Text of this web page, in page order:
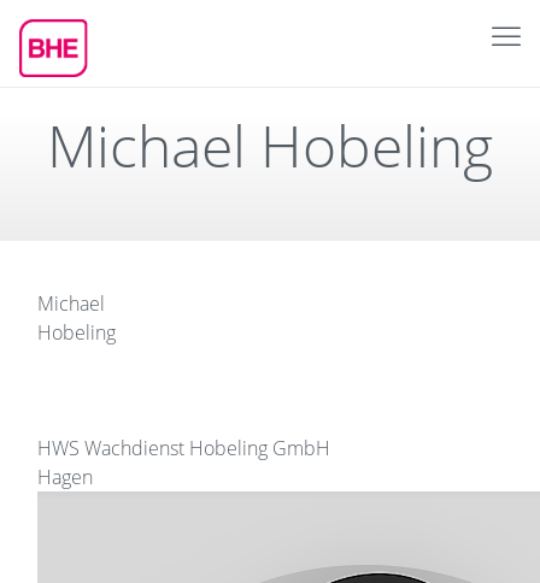
Michael Hobeling
Michael
Hobeling
HWS Wachdienst Hobeling GmbH
Hagen